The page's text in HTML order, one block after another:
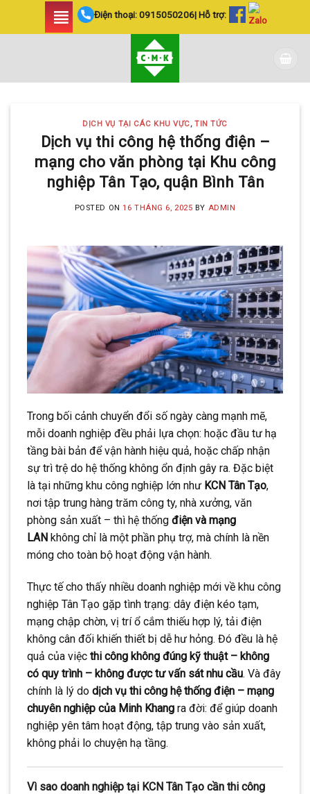
Điện thoại:0915050206| Hỗ trợ:
DỊCH VỤ TẠI CÁC KHU VỰC,TIN TỨC
Dịch vụ thi công hệ thống điện –
mạng cho văn phòng tại Khu công
nghiệp Tân Tạo, quận Bình Tân
POSTED ON16 THÁNG 6, 2025 BY ADMIN
Trong bối cảnh chuyển đổi số ngày càng mạnh mẽ,
mỗi doanh nghiệp đều phải lựa chọn: hoặc đầu tư hạ
tầng bài bản để vận hành hiệu quả, hoặc chấp nhận
sự trì trệ do hệ thống không ổn định gây ra. Đặc biệt
là tại những khu công nghiệp lớn như KCN Tân Tạo,
nơi tập trung hàng trăm công ty, nhà xưởng, văn
phòng sản xuất – thì hệ thống điện và mạng
LAN không chỉ là một phần phụ trợ, mà chính là nền
móng cho toàn bộ hoạt động vận hành.
Thực tế cho thấy nhiều doanh nghiệp mới về khu công
nghiệp Tân Tạo gặp tình trạng: dây điện kéo tạm,
mạng chập chờn, vị trí ổ cắm thiếu hợp lý, tải điện
không cân đối khiến thiết bị dễ hư hỏng. Đó đều là hệ
quả của việc thi công không đúng kỹ thuật – không
có quy trình – không được tư vấn sát nhu cầu. Và đây
chính là lý do dịch vụ thi công hệ thống điện – mạng
chuyên nghiệp của Minh Khang ra đời: để giúp doanh
nghiệp yên tâm hoạt động, tập trung vào sản xuất,
không phải lo chuyện hạ tầng.
Vì sao doanh nghiệp tại KCN Tân Tạo cần thi công